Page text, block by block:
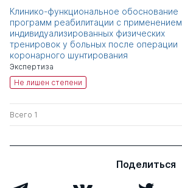
Клинико-функциональное обоснование
программ реабилитации с применением
индивидуализированных физических
тренировок у больных после операции
коронарного шунтирования
Экспертиза
Не лишен степени
Всего 1
Поделиться